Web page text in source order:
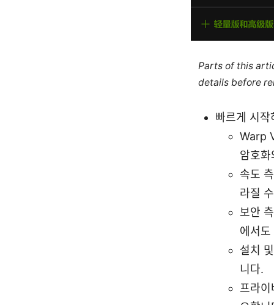
Parts of this
details before
빠르게 시작
Warp
암호
속도
라질
보안
에서
설치
니다.
프라이